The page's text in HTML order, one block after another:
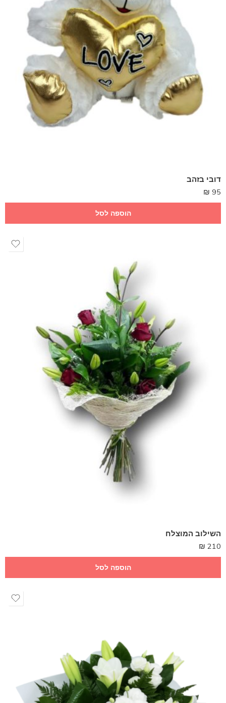
דובי בזהב
95
₪
הוספה לסל
השילוב המוצלח
210
₪
הוספה לסל